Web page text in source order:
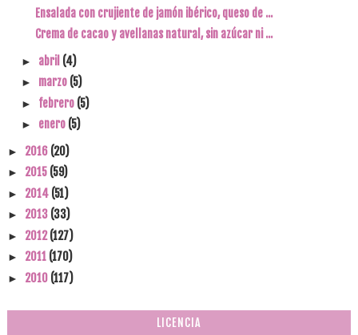
Ensalada con crujiente de jamón ibérico, queso de ...
Crema de cacao y avellanas natural, sin azúcar ni ...
► abril (4)
► marzo (5)
► febrero (5)
► enero (5)
► 2016 (20)
► 2015 (59)
► 2014 (51)
► 2013 (33)
► 2012(127)
► 2011 (170)
► 2010 (117)
LICENCIA